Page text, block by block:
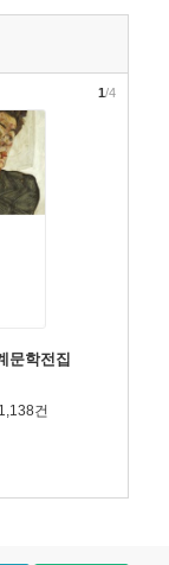
문학전집
1,138건
1/4